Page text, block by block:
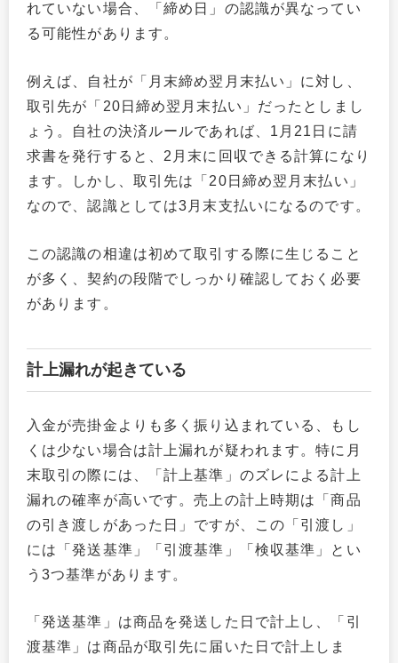
れていない場合、「締め日」の認識が異なってい
る可能性があります。
例えば、自社が「月末締め翌月末払い」に対し、
取引先が「20日締め翌月末払い」だったとしまし
ょう。自社の決済ルールであれば、1月21日に請
求書を発行すると、2月末に回収できる計算になり
ます。しかし、取引先は「20日締め翌月末払い」
なので、認識としては3月末支払いになるのです。
この認識の相違は初めて取引する際に生じること
が多く、契約の段階でしっかり確認しておく必要
があります。
計上漏れが起きている
入金が売掛金よりも多く振り込まれている、もし
くは少ない場合は計上漏れが疑われます。特に月
末取引の際には、「計上基準」のズレによる計上
漏れの確率が高いです。売上の計上時期は「商品
の引き渡しがあった日」ですが、この「引渡し」
には「発送基準」「引渡基準」「検収基準」とい
う3つ基準があります。
「発送基準」は商品を発送した日で計上し、「引
渡基準」は商品が取引先に届いた日で計上しま